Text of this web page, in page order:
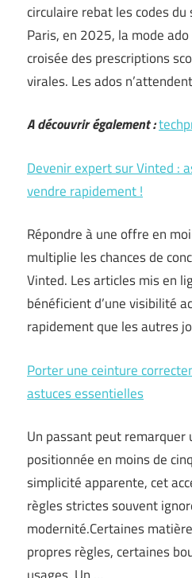
circulaire rebat les codes du
Paris, en 2025, la mode
croisée des prescriptions
virales. Les ados
A découvrir également :
Devenir expert sur Vinted :
vendre rapidement !
Répondre à une offre en
multiplie les chances de
Vinted. Les articles mis en
bénéficient d’une visibilité
rapidement que les autres
Porter une ceinture
astuces essentielles
Un passant peut remarquer
positionnée en moins de
simplicité apparente, cet
règles strictes souvent
modernité.Certaines
propres règles, certaines